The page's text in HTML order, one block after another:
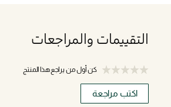
التقييمات والمراجعات
كن أول من يراجع هذا المنتج
اكتب مراجعة